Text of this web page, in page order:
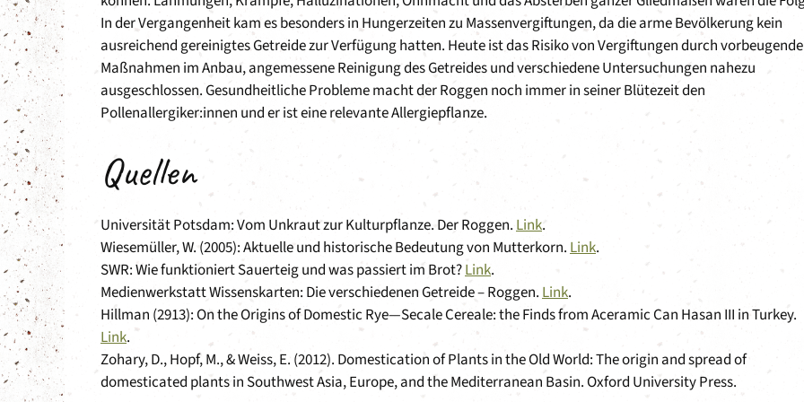
In der Vergangenheit kam es besonders in Hungerzeiten zu Massenvergiftungen, da die arme Bevölkerung kein
ausreichend gereinigtes Getreide zur Verfügung hatten. Heute ist das Risiko von Vergiftungen durch vorbeugende
Maßnahmen im Anbau, angemessene Reinigung des Getreides und verschiedene Untersuchungen nahezu
ausgeschlossen. Gesundheitliche Probleme macht der Roggen noch immer in seiner Blütezeit den
Pollenallergiker:innen und er ist eine relevante Allergiepflanze.
Quellen
Universität Potsdam: Vom Unkraut zur Kulturpflanze. Der Roggen.Link.
Wiesemüller, W. (2005): Aktuelle und historische Bedeutung von Mutterkorn.Link.
SWR: Wie funktioniert Sauerteig und was passiert im Brot?Link.
Medienwerkstatt Wissenskarten: Die verschiedenen Getreide – Roggen.Link.
Hillman (2913): On the Origins of Domestic Rye—Secale Cereale: the Finds from Aceramic Can Hasan III in Turkey.
Link.
Zohary, D., Hopf, M., & Weiss, E. (2012). Domestication of Plants in the Old World: The origin and spread of
domesticated plants in Southwest Asia, Europe, and the Mediterranean Basin. Oxford University Press.